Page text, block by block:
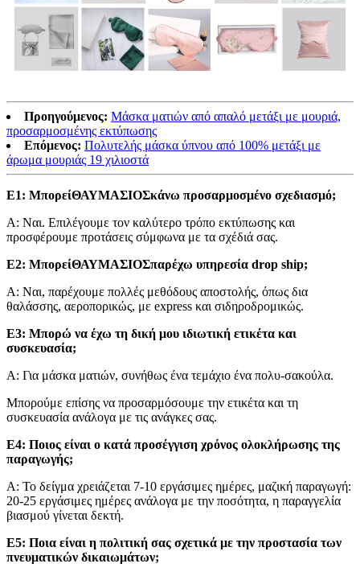
Προηγούμενος: Μάσκα ματιών από απαλό μετάξι με μουριά,
προσαρμοσμένης εκτύπωσης
Επόμενος: Πολυτελής μάσκα ύπνου από 100% μετάξι με
άρωμα μουριάς 19 χιλιοστά
Ε1: ΜπορείΘΑΥΜΑΣΙΟΣκάνω προσαρμοσμένο σχεδιασμό;
Α: Ναι. Επιλέγουμε τον καλύτερο τρόπο εκτύπωσης και
προσφέρουμε προτάσεις σύμφωνα με τα σχέδιά σας.
Ε2: ΜπορείΘΑΥΜΑΣΙΟΣπαρέχω υπηρεσία drop ship;
Α: Ναι, παρέχουμε πολλές μεθόδους αποστολής, όπως δια
θαλάσσης, αεροπορικώς, με express και σιδηροδρομικώς.
Ε3: Μπορώ να έχω τη δική μου ιδιωτική ετικέτα και
συσκευασία;
Α: Για μάσκα ματιών, συνήθως ένα τεμάχιο ένα πολυ-σακούλα.
Μπορούμε επίσης να προσαρμόσουμε την ετικέτα και τη
συσκευασία ανάλογα με τις ανάγκες σας.
Ε4: Ποιος είναι ο κατά προσέγγιση χρόνος ολοκλήρωσης της
παραγωγής;
Α: Το δείγμα χρειάζεται 7-10 εργάσιμες ημέρες, μαζική παραγωγή:
20-25 εργάσιμες ημέρες ανάλογα με την ποσότητα, η παραγγελία
βιασμού γίνεται δεκτή.
Ε5: Ποια είναι η πολιτική σας σχετικά με την προστασία των
πνευματικών δικαιωμάτων;